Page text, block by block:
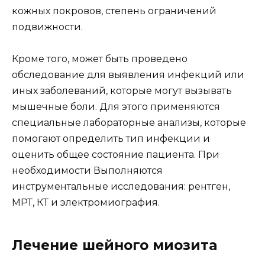
кожных покровов, степень ограничений
подвижности.
Кроме того, может быть проведено
обследование для выявления инфекций или
иных заболеваний, которые могут вызывать
мышечные боли. Для этого применяются
специальные лабораторные анализы, которые
помогают определить тип инфекции и
оценить общее состояние пациента. При
необходимости Выполняются
инструментальные исследования: рентген,
МРТ, КТ и электромиография.
Лечение шейного миозита